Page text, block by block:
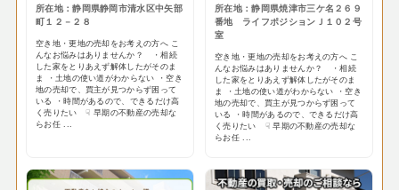
所在地：静岡県静岡市清水区中矢部
町１２－２８
空き地・更地の売却をお考えの方へ こ
んなお悩みはありませんか？ ・相続
した家をとりあえず解体したがそのま
ま ・土地の使い道がわからない ・空き
地の売却で、買主が見つからず困って
いる ・時間があるので、できるだけ高
く売りたい ☟ 早期の不動産の売却な
らお任 ...
所在地：静岡県焼津市三ケ名２６９
番地 ライフポジションＪ１０２号
室
空き地・更地の売却をお考えの方へ こ
んなお悩みはありませんか？ ・相続
した家をとりあえず解体したがそのま
ま ・土地の使い道がわからない ・空き
地の売却で、買主が見つからず困って
いる ・時間があるので、できるだけ高
く売りたい ☟ 早期の不動産の売却な
らお任 ...